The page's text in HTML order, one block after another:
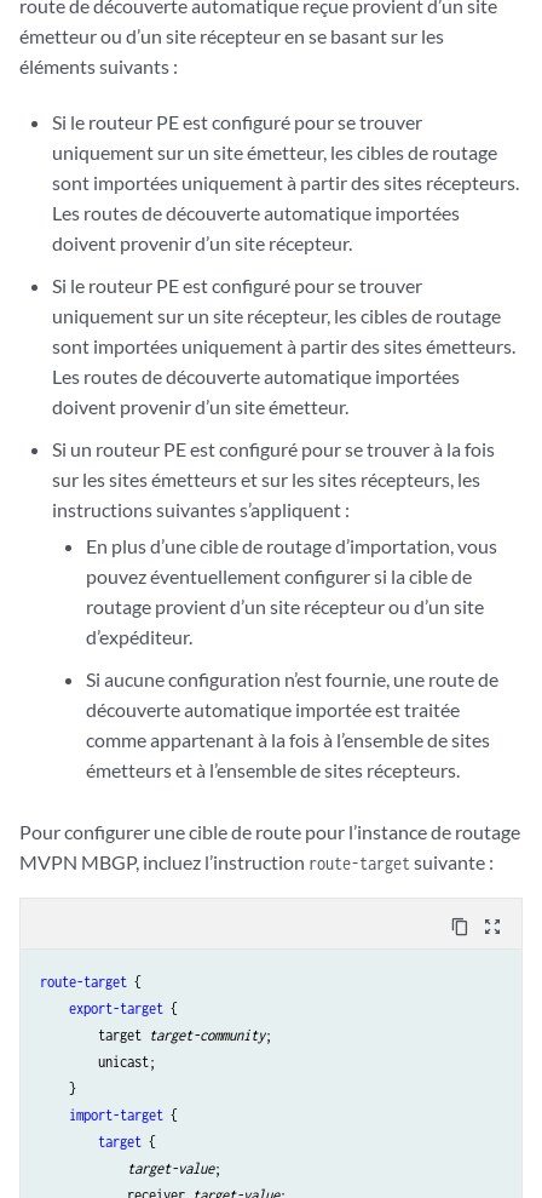
route de découverte automatique reçue provient d’un site
émetteur ou d’un site récepteur en se basant sur les
éléments suivants :
Si le routeur PE est configuré pour se trouver
uniquement sur un site émetteur, les cibles de routage
sont importées uniquement à partir des sites récepteurs.
Les routes de découverte automatique importées
doivent provenir d’un site récepteur.
Si le routeur PE est configuré pour se trouver
uniquement sur un site récepteur, les cibles de routage
sont importées uniquement à partir des sites émetteurs.
Les routes de découverte automatique importées
doivent provenir d’un site émetteur.
Si un routeur PE est configuré pour se trouver à la fois
sur les sites émetteurs et sur les sites récepteurs, les
instructions suivantes s’appliquent :
En plus d’une cible de routage d’importation, vous
pouvez éventuellement configurer si la cible de
routage provient d’un site récepteur ou d’un site
d’expéditeur.
Si aucune configuration n’est fournie, une route de
découverte automatique importée est traitée
comme appartenant à la fois à l’ensemble de sites
émetteurs et à l’ensemble de sites récepteurs.
Pour configurer une cible de route pour l’instance de routage
MVPN MBGP, incluez l’instruction route-targetsuivante :
content_copy zoom_out_map
route-target {
export-target {
        target
target-community;
        unicast;
    }
import-target {
target {
target-value;